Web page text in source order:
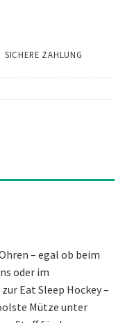
SICHERE ZAHLUNG
– egal ob beim
oder im
Eat Sleep Hockey –
Mütze unter